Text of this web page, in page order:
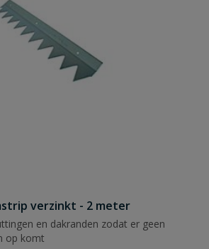
verzinkt - 2 meter
en dakranden zodat er geen
op komt